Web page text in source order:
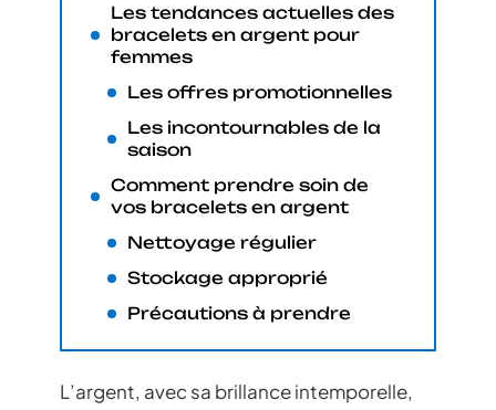
Les tendances actuelles des
bracelets en argent pour
femmes
Les offres promotionnelles
Les incontournables de la
saison
Comment prendre soin de
vos bracelets en argent
Nettoyage régulier
Stockage approprié
Précautions à prendre
L’argent, avec sa brillance intemporelle,